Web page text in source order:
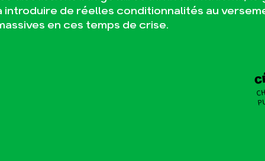
introduire de réelles conditionnalités au
en ces temps de crise.